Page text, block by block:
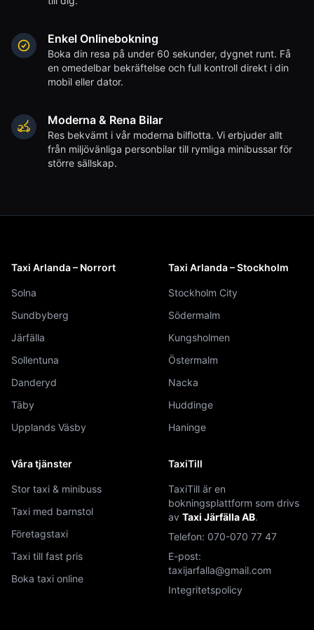
Enkel Onlinebokning
Boka din resa på under 60 sekunder, dygnet runt. Få
en omedelbar bekräftelse och full kontroll direkt i din
mobil eller dator.
Moderna & Rena Bilar
Res bekvämt i vår moderna bilflotta. Vi erbjuder allt
från miljövänliga personbilar till rymliga minibussar för
större sällskap.
Taxi Arlanda – Norrort
Solna
Sundbyberg
Järfälla
Sollentuna
Danderyd
Täby
Upplands Väsby
Taxi Arlanda – Stockholm
Stockholm City
Södermalm
Kungsholmen
Östermalm
Nacka
Huddinge
Haninge
Våra tjänster
Stor taxi & minibuss
Taxi med barnstol
Företagstaxi
Taxi till fast pris
Boka taxi online
TaxiTill
TaxiTill är en
bokningsplattform som drivs
av Taxi Järfälla AB.
Telefon: 070-070 77 47
E-post:
taxijarfalla@gmail.com
Integritetspolicy